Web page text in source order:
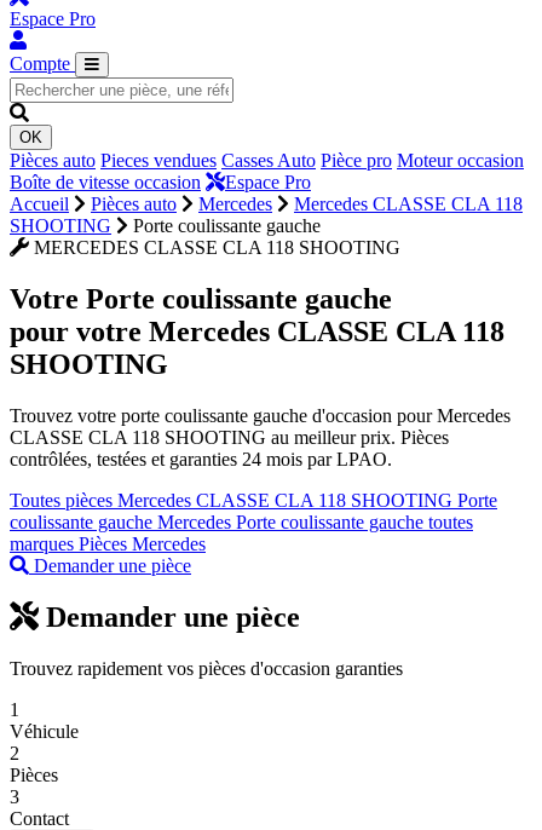
Espace Pro
Compte
OK
Pièces auto Pieces vendues Casses Auto Pièce pro Moteur occasion
Boîte de vitesse occasion
Espace Pro
Accueil
Pièces auto Mercedes
Mercedes CLASSE CLA 118
SHOOTING
Porte coulissante gauche
MERCEDES CLASSE CLA 118 SHOOTING
Votre Porte coulissante gauche
pour votre Mercedes CLASSE CLA 118
SHOOTING
Trouvez votre porte coulissante gauche d'occasion pour Mercedes
CLASSE CLA 118 SHOOTING au meilleur prix. Pièces
contrôlées, testées et garanties 24 mois par LPAO.
Toutes pièces Mercedes CLASSE CLA 118 SHOOTING Porte
coulissante gauche Mercedes Porte coulissante gauche toutes
marques Pièces Mercedes
Demander une pièce
Demander une pièce
Trouvez rapidement vos pièces d'occasion garanties
1
Véhicule
2
Pièces
3
Contact